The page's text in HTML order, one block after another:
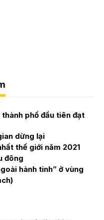
phố đầu tiên đạt
dừng lại
thế giới năm 2021
đông
hành tinh” ở vùng